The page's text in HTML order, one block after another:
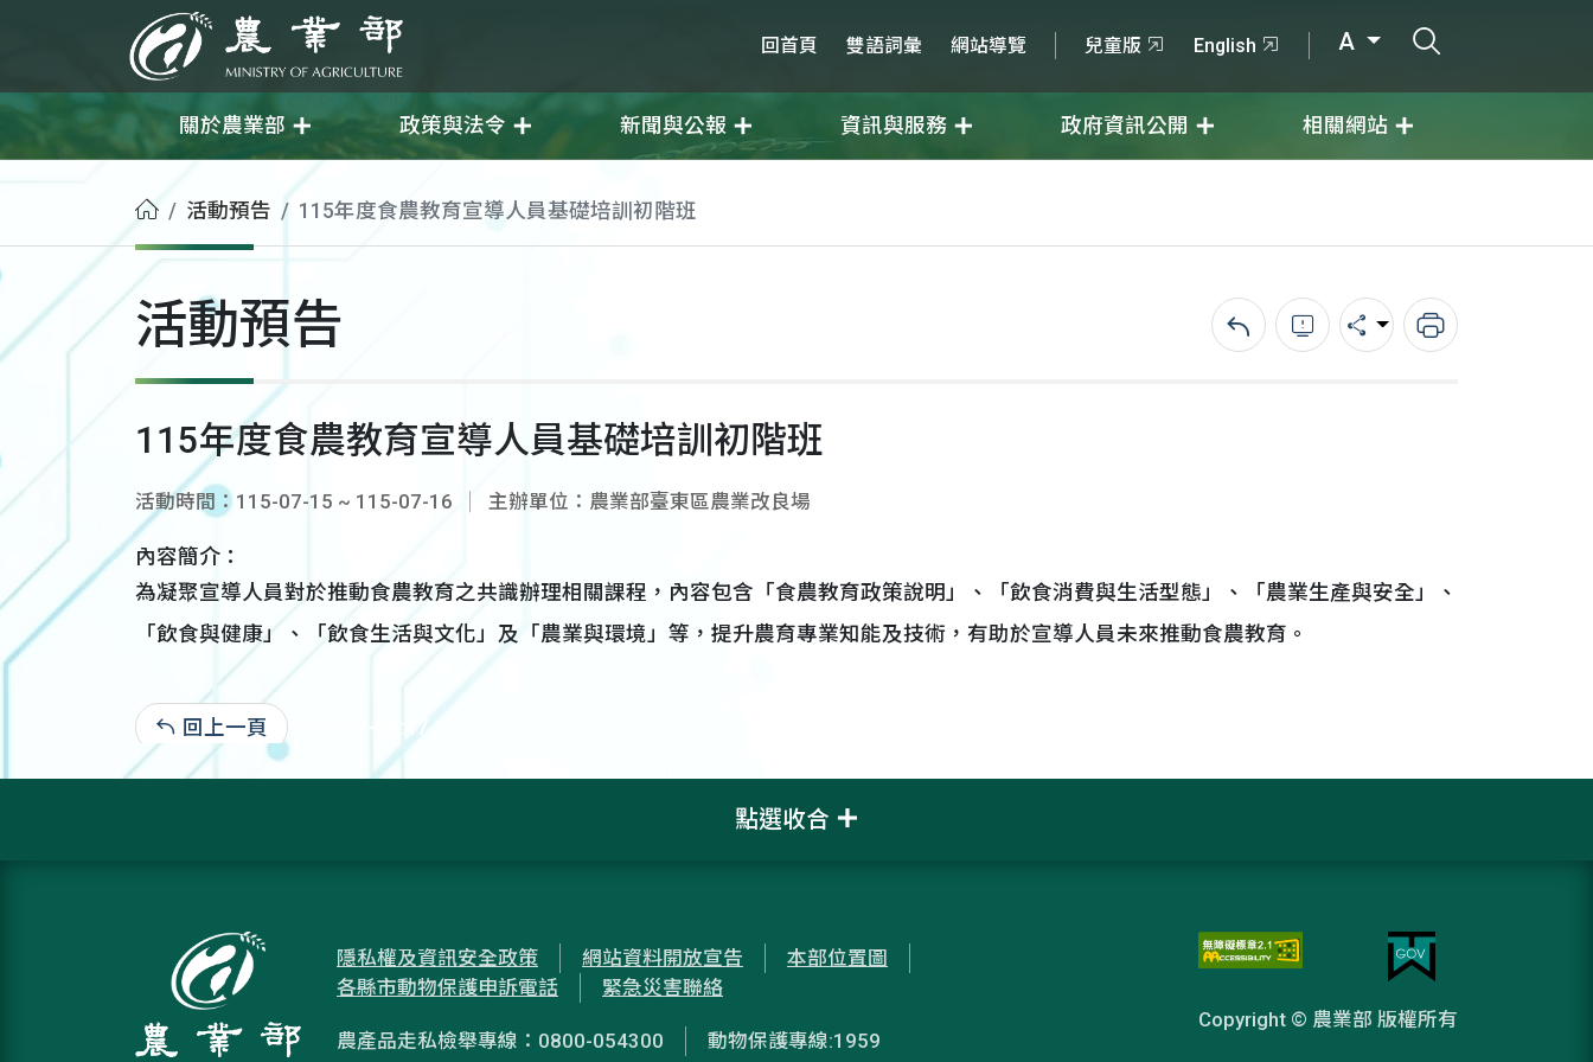
農業部 回首頁 雙語詞彙 網站導覽 兒童版 English A
關於農業部 政策與法令 新聞與公報 資訊與服務 政府資訊公開 相關網站
首頁活動預告 115年度食農教育宣導人員基礎培訓初階班
活動預告 回上一頁錯誤回報分享 列印
115年度食農教育宣導人員基礎培訓初階班
活動時間：115-07-15 ~ 115-07-16 主辦單位：農業部臺東區農業改良場
內容簡介：
為凝聚宣導人員對於推動食農教育之共識辦理相關課程，內容包含「食農教育政策說明」、「飲食消費與生活型態」、「農業生產與安全」、
「飲食與健康」、「飲食生活與文化」及「農業與環境」等，提升農育專業知能及技術，有助於宣導人員未來推動食農教育。
回上一頁 115-07-06:47
點選收合
隱私權及資訊安全政策 網站資料開放宣告
本部位置圖
各縣市動物保護申訴電話
緊急災害聯絡
農產品走私檢舉專線：0800-054300 動物保護專線:1959
Copyright © 農業部 版權所有